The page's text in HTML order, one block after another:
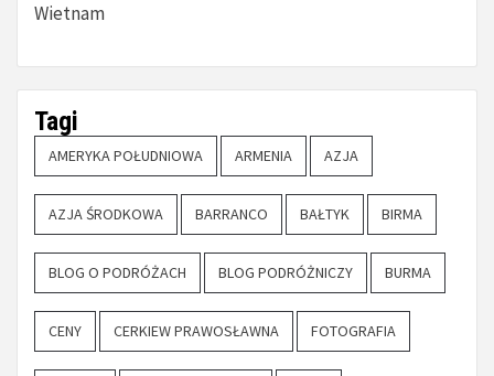
Wietnam
Tagi
AMERYKA POŁUDNIOWA ARMENIA AZJA
AZJA ŚRODKOWA BARRANCO BAŁTYK BIRMA
BLOG O PODRÓŻACH BLOG PODRÓŻNICZY BURMA
CENY CERKIEW PRAWOSŁAWNA FOTOGRAFIA